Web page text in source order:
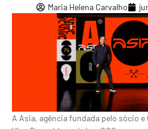
Maria Helena Carvalho
A Asia, agência fundada pelo sócio e